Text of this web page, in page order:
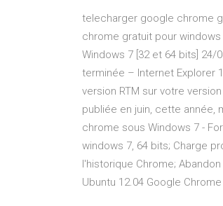
telecharger google chrome
chrome gratuit pour
Windows 7 [32 et 64 bits] 24/
terminée – Internet Explorer
version RTM sur votre
publiée en juin, cette année,
chrome sous Windows 7 -
windows 7, 64 bits; Charge
l'historique Chrome;
Ubuntu 12.04 Google